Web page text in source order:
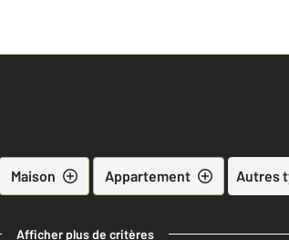
Maison Appartement Autres
Afficher plus de critères